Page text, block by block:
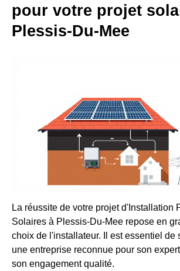
pour votre projet
Plessis-Du-Mee
La réussite de votre projet d'Installation
Solaires à Plessis-Du-Mee repose en
choix de l'installateur. Il est essentiel de
une entreprise reconnue pour son
son engagement qualité.